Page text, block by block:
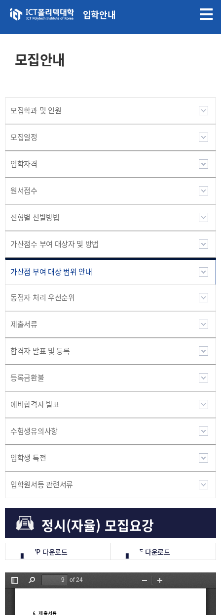
입학안내
모집안내
모집학과 및 인원
모집일정
입학자격
원서접수
전형별 선발방법
가산점수 부여 대상자 및 방법
가산점 부여 대상 범위 안내
동점자 처리 우선순위
제출서류
합격자 발표 및 등록
등록금환불
예비합격자 발표
수험생유의사항
입학생 특전
입학원서등 관련서류
정시(자율) 모집요강
HWP 다운로드 PDF 다운로드